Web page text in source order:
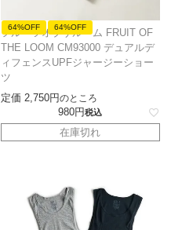
64%OFF 64%OFF
フルーツオブザルーム FRUIT OF
THE LOOM CM93000 デュアルデ
ィフェンスUPFジャージーショー
ツ
定価 2,750 のところ
980 税込
在庫切れ